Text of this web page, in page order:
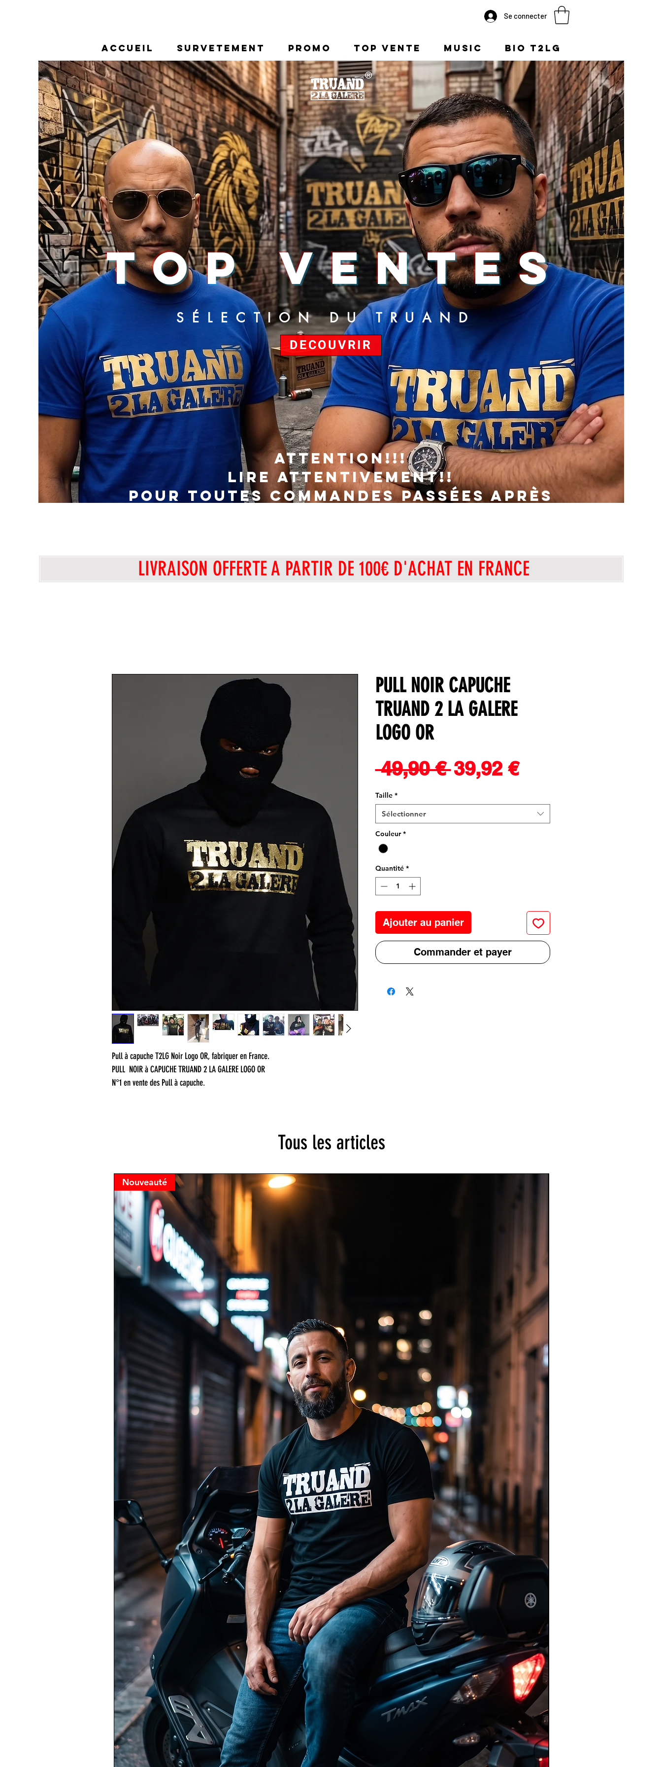
Se connecter
Accueil SURVETEMENT PROMO Top Vente Music BIO T2LG
TOP VENTES
SÉLECTION DU TRUAND
DECOUVRIR
®
ATTENTION!!!
lire attentivement!!
POUR TOUTEs COMMANDEs PASSÉes APRÈS
LIVRAISON OFFERTE A PARTIR DE 100€ D'ACHAT EN FRANCE
Pull à capuche T2LG Noir Logo OR, fabriquer en France.
PULL NOIR à CAPUCHE TRUAND 2 LA GALERE LOGO OR
N°1 en vente des Pull à capuche.
PULL NOIR CAPUCHE
TRUAND 2 LA GALERE
LOGO OR
49,90 € Prix
39,92 €Prix
Taille *
Sélectionner
Couleur *
Quantité *
Ajouter au panier
Commander et payer
Tous les articles
Nouveauté